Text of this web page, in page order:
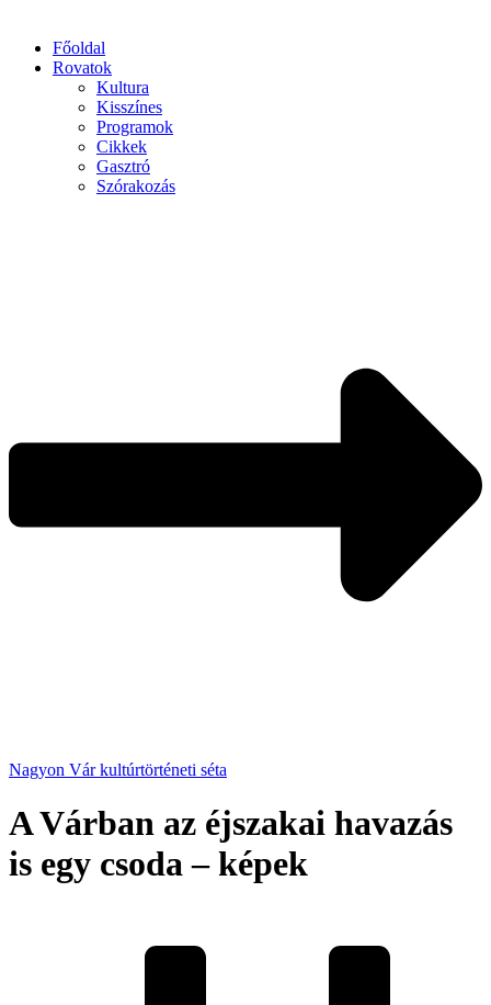
Főoldal
Rovatok
Kultura
Kisszínes
Programok
Cikkek
Gasztró
Szórakozás
Nagyon Vár kultúrtörténeti séta
A Várban az éjszakai havazás
is egy csoda – képek